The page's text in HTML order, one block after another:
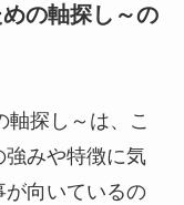
の軸探し～の
軸探し～は、こ
みや特徴に気
向いているの